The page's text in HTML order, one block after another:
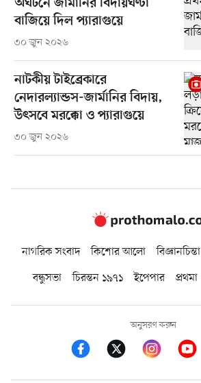
অঘটনে জার্মানির বিদায়ঘণ্টা
বাজিয়ে দিল প্যারাগুয়ে
৩০ জুন ২০২৬
নাটকীয় টাইব্রেকারে
নেদারল্যান্ডস-জার্মানির বিদায়,
উৎসবে মরক্কো ও প্যারাগুয়ে
৩০ জুন ২০২৬
নাগরিক সংবাদ কিশোর আলো বিজ্ঞানচিন্তা
বন্ধুসভা
চিরন্তন ১৯৭১ ইপেপার প্রথমা
অনুসরণ করুন